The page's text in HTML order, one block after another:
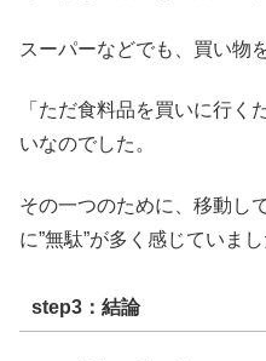
スーパーなどでも、買い物
「ただ食料品を買いに行く
いなのでした。
その一つのために、移動し
に”無駄”が多く感じていまし
step3：結論